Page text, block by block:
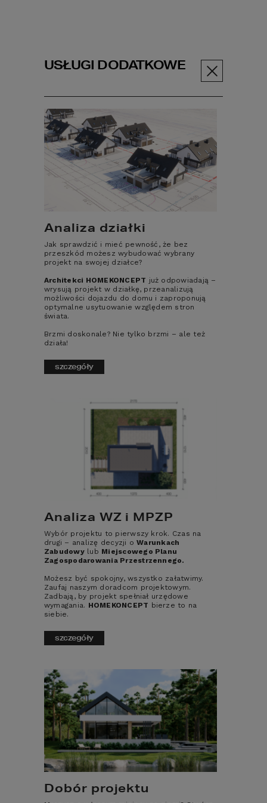
USŁUGI DODATKOWE
Analiza działki
Jak sprawdzić i mieć pewność, że bez
przeszkód możesz wybudować wybrany
projekt na swojej działce?
Architekci HOMEKONCEPT już odpowiadają –
wrysują projekt w działkę, przeanalizują
możliwości dojazdu do domu i zaproponują
optymalne usytuowanie względem stron
świata.
Brzmi doskonale? Nie tylko brzmi – ale też
działa!
szczegóły
Analiza WZ i MPZP
Wybór projektu to pierwszy krok. Czas na
drugi – analizę decyzji oWarunkach
Zabudowylub Miejscowego Planu
Zagospodarowania Przestrzennego.
Możesz być spokojny, wszystko załatwimy.
Zaufaj naszym doradcom projektowym.
Zadbają, by projekt spełniał urzędowe
wymagania. HOMEKONCEPT bierze to na
siebie.
szczegóły
Dobór projektu
PROJEKT DOMU
60
Projekty domów
HOMEKONCEPT 60
ZOBACZ
OBRÓT 3D
ZOBACZ
SPACER
WIRTUALNY
4 3 2
DODATKOWE INFORMACJE:
ANTRESOLA PRALNIA SPIŻARNIA
ZADASZONY TARAS POMIESZCZENIE REKREACYJNE
MASTER BEDROOM
POWIERZCHNIA UŻYTKOWA
228,85
ZOBACZ
LUSTRZANE
POWIERZCHNIA GARAŻU
CENA PROJEKTU:
PRZEWIDYWANA DOSTAWA: 1-5 DNI ROBOCZYCH
porównaj
DANE TECHNICZNE
KOSZTORYS
DODATKI
DO POBRANIA